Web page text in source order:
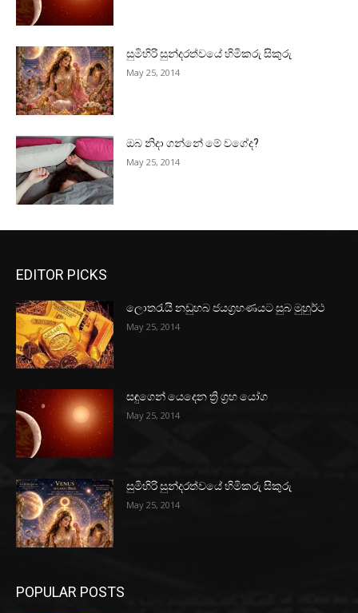
සුමිහිරි සුන්දරත්වයේ හිමිකරු සිකුරු
May 25, 2014
ඔබ නිදා ගන්නේ මේ වගේද?
May 25, 2014
EDITOR PICKS
ලොතරැයි නඩුහබ ජයග්‍රහණයට සුබ මුහුර්ථ
May 25, 2014
සඳුගෙන් යෙදෙන ත්‍රි ග්‍රහ යෝග
May 25, 2014
සුමිහිරි සුන්දරත්වයේ හිමිකරු සිකුරු
May 25, 2014
POPULAR POSTS